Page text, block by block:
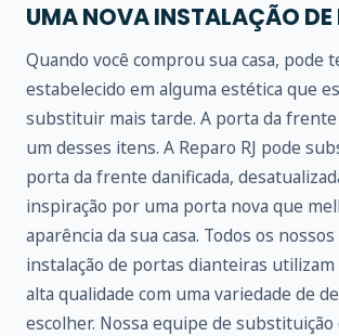
UMA NOVA INSTALAÇÃO DE
Quando você comprou sua casa, pode
estabelecido em alguma estética que
substituir mais tarde. A porta da
um desses itens. A Reparo RJ pode
porta da frente danificada,
inspiração por uma porta nova que
aparência da sua casa. Todos os
instalação de portas dianteiras
alta qualidade com uma variedade de
escolher. Nossa equipe de